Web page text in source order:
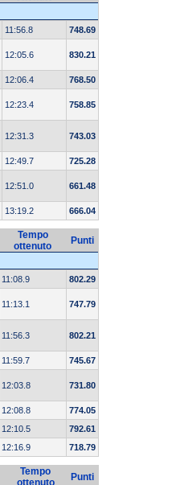
11:56.8 748.69
12:05.6 830.21
12:06.4 768.50
12:23.4 758.85
12:31.3 743.03
12:49.7 725.28
12:51.0 661.48
13:19.2 666.04
Tempo
ottenuto
Punti
11:08.9 802.29
11:13.1 747.79
11:56.3 802.21
11:59.7 745.67
12:03.8 731.80
12:08.8
774.05
12:10.5
792.61
12:16.9 718.79
Tempo
ottenuto
Punti